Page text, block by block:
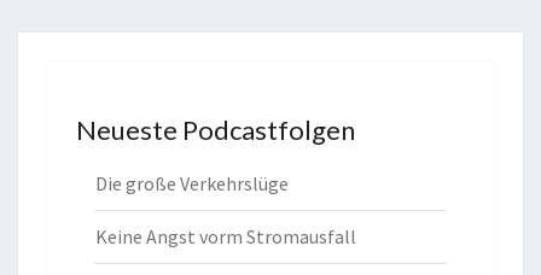
Neueste Podcastfolgen
Die große Verkehrslüge
Keine Angst vorm Stromausfall